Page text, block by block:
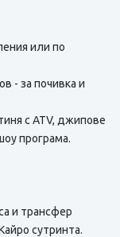
или по
- за почивка и
с ATV, джипове
програма.
и трансфер
сутринта.